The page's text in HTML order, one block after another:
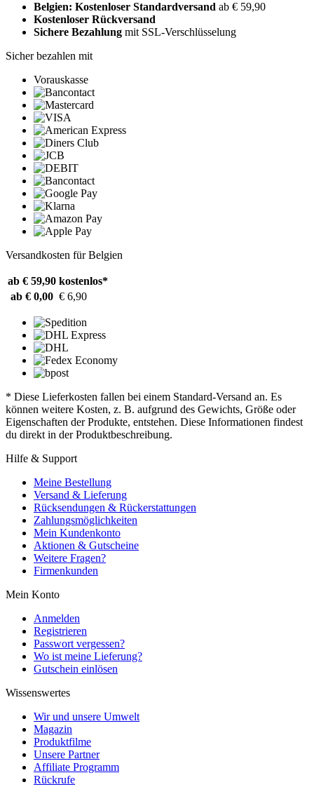
Belgien: Kostenloser Standardversand ab € 59,90
Kostenloser Rückversand
Sichere Bezahlung mit SSL-Verschlüsselung
Sicher bezahlen mit
Vorauskasse
Versandkosten für Belgien
ab € 59,90 kostenlos*
ab € 0,00 € 6,90
* Diese Lieferkosten fallen bei einem Standard-Versand an. Es
können weitere Kosten, z. B. aufgrund des Gewichts, Größe oder
Eigenschaften der Produkte, entstehen. Diese Informationen findest
du direkt in der Produktbeschreibung.
Hilfe & Support
Meine Bestellung
Versand & Lieferung
Rücksendungen & Rückerstattungen
Zahlungsmöglichkeiten
Mein Kundenkonto
Aktionen & Gutscheine
Weitere Fragen?
Firmenkunden
Mein Konto
Anmelden
Registrieren
Passwort vergessen?
Wo ist meine Lieferung?
Gutschein einlösen
Wissenswertes
Wir und unsere Umwelt
Magazin
Produktfilme
Unsere Partner
Affiliate Programm
Rückrufe